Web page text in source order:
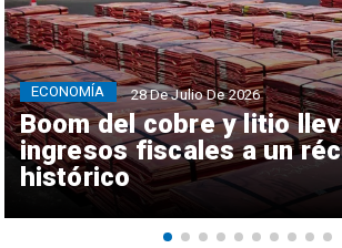
Boom del cobre y litio
ingresos fiscales a un
histórico
ECONOMÍA 28 De Julio De 2026